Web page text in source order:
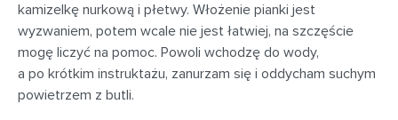
kamizelkę nurkową i płetwy. Włożenie pianki jest
wyzwaniem, potem wcale nie jest łatwiej, na szczęście
mogę liczyć na pomoc. Powoli wchodzę do wody,
a po krótkim instruktażu, zanurzam się i oddycham suchym
powietrzem z butli.